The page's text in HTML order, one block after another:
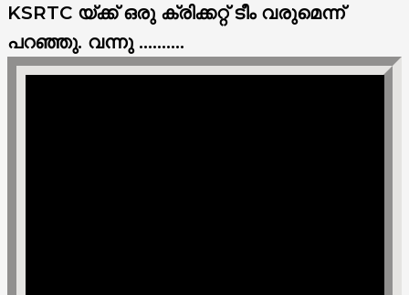
KSRTC യ്ക്ക് ഒരു ക്രിക്കറ്റ് ടീം വരുമെന്ന്
പറഞ്ഞു. വന്നു ..........